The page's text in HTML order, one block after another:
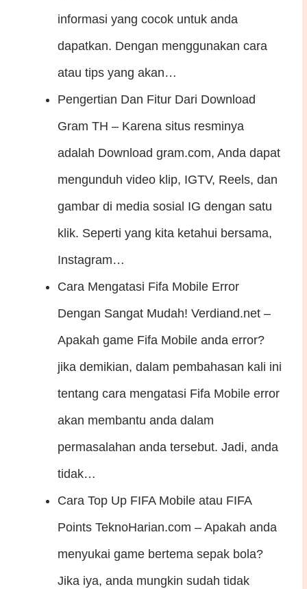
informasi yang cocok untuk anda
dapatkan. Dengan menggunakan cara
atau tips yang akan…
Pengertian Dan Fitur Dari Download
Gram TH – Karena situs resminya
adalah Download gram.com, Anda dapat
mengunduh video klip, IGTV, Reels, dan
gambar di media sosial IG dengan satu
klik. Seperti yang kita ketahui bersama,
Instagram…
Cara Mengatasi Fifa Mobile Error
Dengan Sangat Mudah! Verdiand.net –
Apakah game Fifa Mobile anda error?
jika demikian, dalam pembahasan kali ini
tentang cara mengatasi Fifa Mobile error
akan membantu anda dalam
permasalahan anda tersebut. Jadi, anda
tidak…
Cara Top Up FIFA Mobile atau FIFA
Points TeknoHarian.com – Apakah anda
menyukai game bertema sepak bola?
Jika iya, anda mungkin sudah tidak